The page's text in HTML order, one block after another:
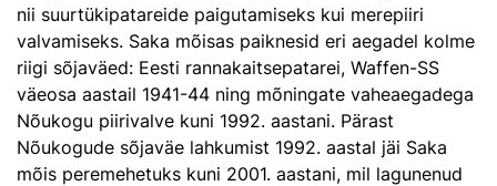
nii suurtükipatareide paigutamiseks kui merepiiri
valvamiseks. Saka mõisas paiknesid eri aegadel kolme
riigi sõjaväed: Eesti rannakaitsepatarei, Waffen-SS
väeosa aastail 1941-44 ning mõningate vaheaegadega
Nõukogu piirivalve kuni 1992. aastani. Pärast
Nõukogude sõjaväe lahkumist 1992. aastal jäi Saka
mõis peremehetuks kuni 2001. aastani, mil lagunenud